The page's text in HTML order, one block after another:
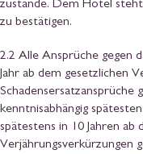
zustande. Dem Hotel
zu bestätigen.
2.2 Alle Ansprüche gegen
Jahr ab dem gesetzlichen
Schadensersatzansprüche
kenntnisabhängig
spätestens in 10 Jahren ab
Verjährungsverkürzungen